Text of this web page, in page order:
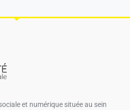
et numérique​ située au sein